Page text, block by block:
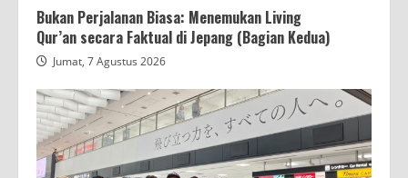
Bukan Perjalanan Biasa: Menemukan Living
Qur’an secara Faktual di Jepang (Bagian Kedua)
Jumat, 7 Agustus 2026